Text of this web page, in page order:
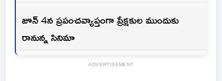
జూన్ 4న ప్రపంచవ్యాప్తంగా ప్రేక్షకుల ముందుకు
రానున్న సినిమా
ADVERTISEMENT